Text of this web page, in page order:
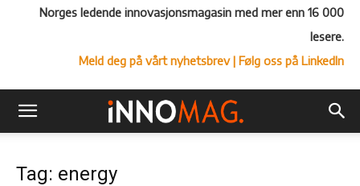
Norges ledende innovasjonsmagasin med mer enn 16 000
lesere.
Meld deg på vårt nyhetsbrev| Følg oss på LinkedIn
Tag: energy